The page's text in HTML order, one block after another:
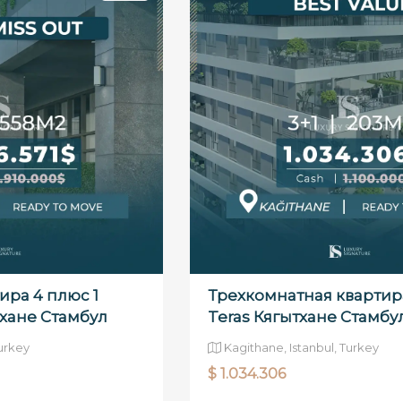
4 плюс 1
Стамбул
Трехкомнатная
Teras Кягытхане
Kagithane, Istanbul, Turkey
$ 1.034.306